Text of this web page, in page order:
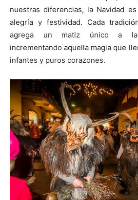
nuestras diferencias, la Navidad
alegría y festividad. Cada
agrega un matiz único a la
incrementando aquella magia que
infantes y puros corazones.